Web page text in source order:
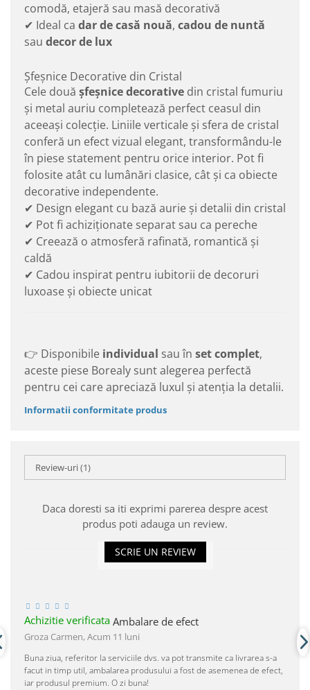
comodă, etajeră sau masă decorativă
✔ Ideal ca dar de casă nouă, cadou de nuntă
sau decor de lux
Șfeșnice Decorative din Cristal
Cele două șfeșnice decorative din cristal fumuriu
și metal auriu completează perfect ceasul din
aceeași colecție. Liniile verticale și sfera de cristal
conferă un efect vizual elegant, transformându-le
în piese statement pentru orice interior. Pot fi
folosite atât cu lumânări clasice, cât și ca obiecte
decorative independente.
✔ Design elegant cu bază aurie și detalii din cristal
✔ Pot fi achiziționate separat sau ca pereche
✔ Creează o atmosferă rafinată, romantică și
caldă
✔ Cadou inspirat pentru iubitorii de decoruri
luxoase și obiecte unicat
👉 Disponibile individual sau în set complet,
aceste piese Borealy sunt alegerea perfectă
pentru cei care apreciază luxul și atenția la detalii.
Informatii conformitate produs
Review-uri(1)
Daca doresti sa iti exprimi parerea despre acest
produs poti adauga un review.
SCRIE UN REVIEW
Achizitie verificata Ambalare de efect
Groza Carmen,Acum 11 luni
Buna ziua, referitor la serviciile dvs. va pot transmite ca livrarea s-a
facut in timp util, ambalarea produsului a fost de asemenea de efect,
iar produsul premium. O zi buna!